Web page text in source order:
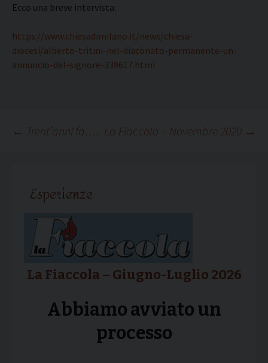
Ecco una breve intervista:
https://www.chiesadimilano.it/news/chiesa-
diocesi/alberto-tritini-nel-diaconato-permanente-un-
annuncio-del-signore-339617.html
Navigazione
← Trent’anni fa…. La Fiaccola – Novembre 2020 →
Esperienze
La Fiaccola – Giugno-Luglio 2026
Abbiamo avviato un
processo